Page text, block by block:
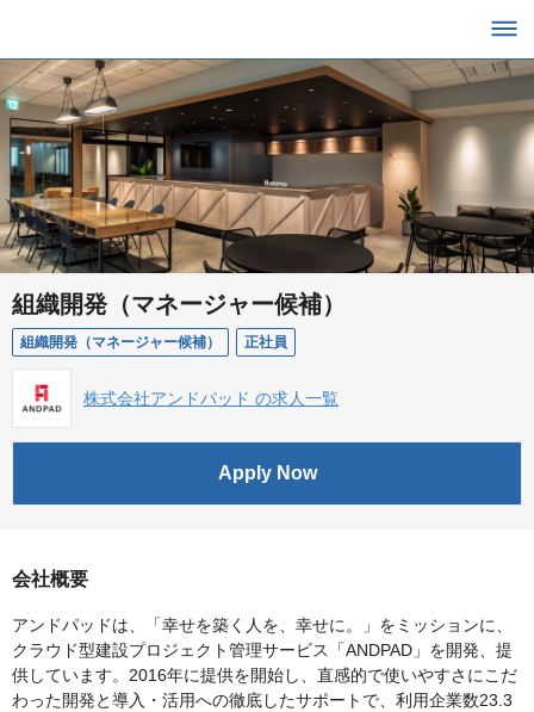
組織開発（マネージャー候補）
組織開発（マネージャー候補） 正社員
株式会社アンドパッド の求人一覧
Apply Now
会社概要
アンドパッドは、「幸せを築く人を、幸せに。」をミッションに、
クラウド型建設プロジェクト管理サービス「ANDPAD」を開発、提
供しています。2016年に提供を開始し、直感的で使いやすさにこだ
わった開発と導入・活用への徹底したサポートで、利用企業数23.3